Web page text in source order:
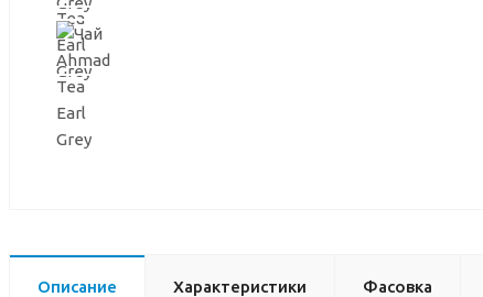
Описание Характеристики Фасовка